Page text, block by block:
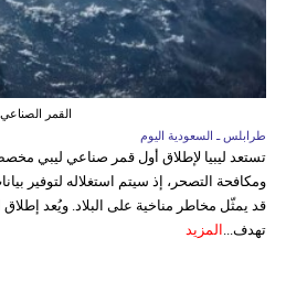
القمر الصناعي
طرابلس ـ السعودية اليوم
تستعد ليبيا لإطلاق أول قمر صناعي ليبي
ومكافحة التصحر، إذ سيتم استغلاله لتوفير
قد يمثّل مخاطر مناخية على البلاد. ويُعد
تهدف... المزيد